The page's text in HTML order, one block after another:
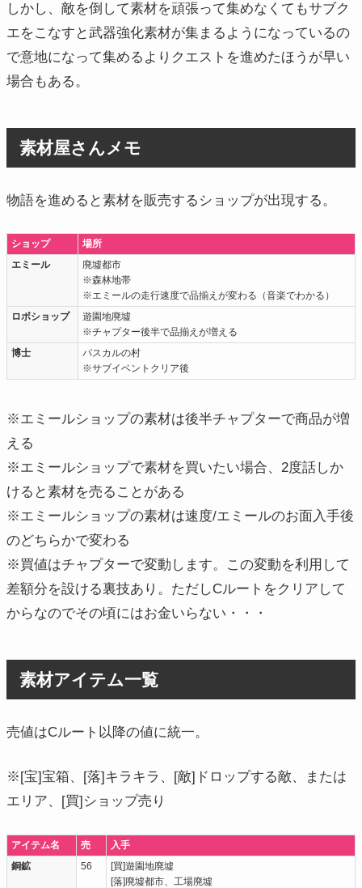
しかし、敵を倒して素材を頑張って集めなくてもサブク
エをこなすと武器強化素材が集まるようになっているの
で意地になって集めるよりクエストを進めたほうが早い
場合もある。
素材屋さんメモ
物語を進めると素材を販売するショップが出現する。
ショップ
場所
エミール
廃墟都市
※森林地帯
※エミールの走行速度で品揃えが変わる（音楽でわかる）
ロボショップ
遊園地廃墟
※チャプター後半で品揃えが増える
博士
パスカルの村
※サブイベントクリア後
※エミールショップの素材は後半チャプターで商品が増
える
※エミールショップで素材を買いたい場合、2度話しか
けると素材を売ることがある
※エミールショップの素材は速度/エミールのお面入手後
のどちらかで変わる
※買値はチャプターで変動します。この変動を利用して
差額分を設ける裏技あり。ただしCルートをクリアして
からなのでその頃にはお金いらない・・・
素材アイテム一覧
売値はCルート以降の値に統一。
※[宝]宝箱、[落]キラキラ、[敵]ドロップする敵、または
エリア、[買]ショップ売り
アイテム名 売
入手
銅鉱
56
[買]遊園地廃墟
[落]廃墟都市、工場廃墟